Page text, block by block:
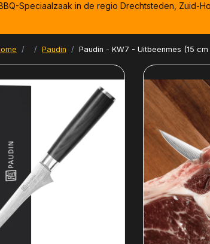
Speciaalzaak in de regio Drechtsteden, Zuid-
Paudin Paudin - KW7 - Uitbeenmes (15 cm